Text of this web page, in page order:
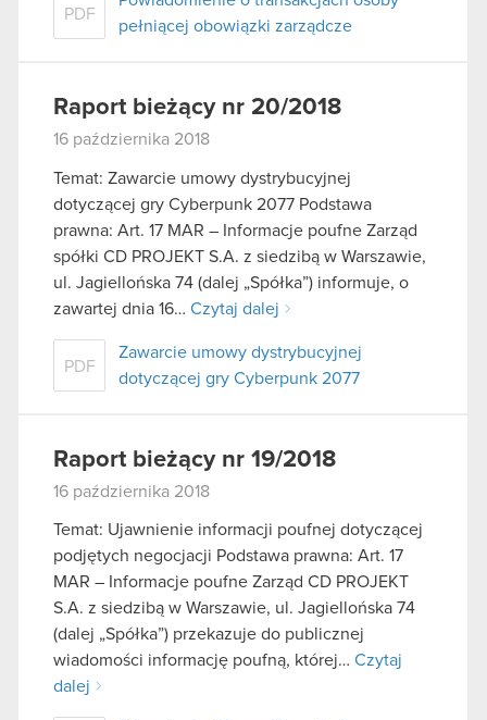
PDF
pełniącej obowiązki zarządcze
Raport bieżący nr 20/2018
16 października 2018
Temat: Zawarcie umowy dystrybucyjnej
dotyczącej gry Cyberpunk 2077 Podstawa
prawna: Art. 17 MAR – Informacje poufne Zarząd
spółki CD PROJEKT S.A. z siedzibą w Warszawie,
ul. Jagiellońska 74 (dalej „Spółka”) informuje, o
zawartej dnia 16… Czytaj dalej
PDF
Zawarcie umowy dystrybucyjnej
dotyczącej gry Cyberpunk 2077
Raport bieżący nr 19/2018
16 października 2018
Temat: Ujawnienie informacji poufnej dotyczącej
podjętych negocjacji Podstawa prawna: Art. 17
MAR – Informacje poufne Zarząd CD PROJEKT
S.A. z siedzibą w Warszawie, ul. Jagiellońska 74
(dalej „Spółka”) przekazuje do publicznej
wiadomości informację poufną, której… Czytaj
dalej